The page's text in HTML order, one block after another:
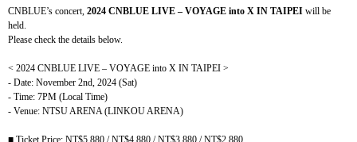
CNBLUE’s concert, 2024 CNBLUE LIVE – VOYAGE into X IN TAIPEI will be
held.
Please check the details below.
< 2024 CNBLUE LIVE – VOYAGE into X IN TAIPEI >
- Date: November 2nd, 2024 (Sat)
- Time: 7PM (Local Time)
- Venue: NTSU ARENA (LINKOU ARENA)
■ Ticket Price: NT$5,880 / NT$4,880 / NT$3,880 / NT$2,880